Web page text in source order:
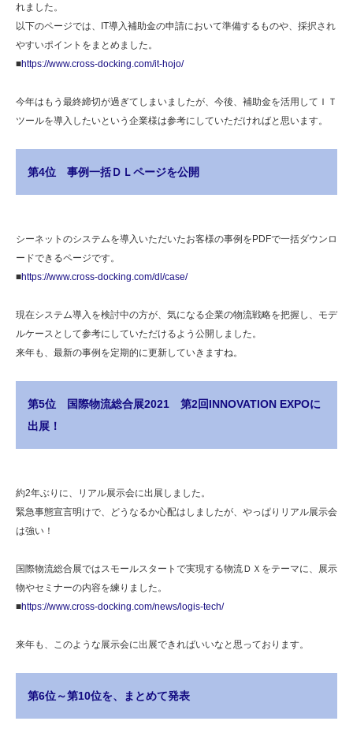
れました。
以下のページでは、IT導入補助金の申請において準備するものや、採択され
やすいポイントをまとめました。
■https://www.cross-docking.com/it-hojo/
今年はもう最終締切が過ぎてしまいましたが、今後、補助金を活用してＩＴ
ツールを導入したいという企業様は参考にしていただければと思います。
第4位 事例一括ＤＬページを公開
シーネットのシステムを導入いただいたお客様の事例をPDFで一括ダウンロ
ードできるページです。
■https://www.cross-docking.com/dl/case/
現在システム導入を検討中の方が、気になる企業の物流戦略を把握し、モデ
ルケースとして参考にしていただけるよう公開しました。
来年も、最新の事例を定期的に更新していきますね。
第5位 国際物流総合展2021 第2回INNOVATION EXPOに
出展！
約2年ぶりに、リアル展示会に出展しました。
緊急事態宣言明けで、どうなるか心配はしましたが、やっぱりリアル展示会
は強い！
国際物流総合展ではスモールスタートで実現する物流ＤＸをテーマに、展示
物やセミナーの内容を練りました。
■https://www.cross-docking.com/news/logis-tech/
来年も、このような展示会に出展できればいいなと思っております。
第6位～第10位を、まとめて発表